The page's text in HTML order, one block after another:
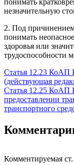
незначительную
2. Под причинением
понимать
здоровья или
трудоспособности
Статья 12.23 КоАП
(действующая
Статья 12.25 КоАП
предоставлении
транспортного
Комментируемая